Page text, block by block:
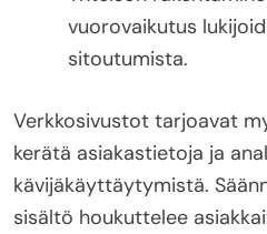
vuorovaikutus
sitoutumista.
Verkkosivustot tarjoavat
kerätä asiakastietoja ja
kävijäkäyttäytymistä.
sisältö houkuttelee